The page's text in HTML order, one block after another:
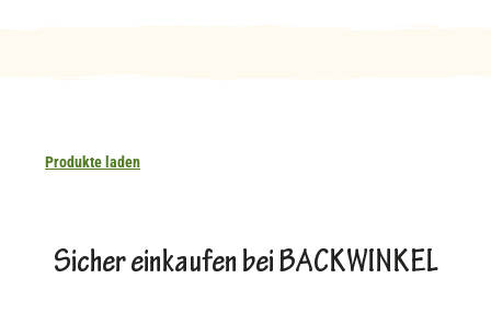
Produkte laden
Sicher einkaufen bei BACKWINKEL